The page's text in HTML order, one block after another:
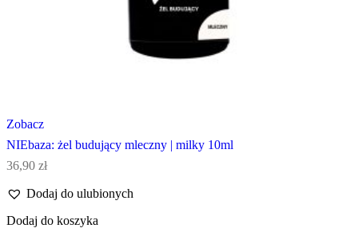
Zobacz
NIEbaza: żel budujący mleczny | milky 10ml
36,90 zł
Dodaj do ulubionych
Dodaj do koszyka